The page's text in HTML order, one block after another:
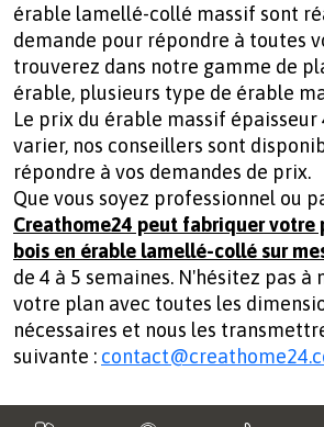
érable lamellé-collé massif sont
demande pour répondre à toutes
trouverez dans notre gamme de
érable, plusieurs type de érable
Le prix du érable massif
varier, nos conseillers sont
répondre à vos demandes de prix.
Que vous soyez professionnel ou
Creathome24 peut fabriquer votre
bois en érable lamellé-collé sur
de 4 à 5 semaines. N'hésitez pas à
votre plan avec toutes les
nécessaires et nous les
suivante :